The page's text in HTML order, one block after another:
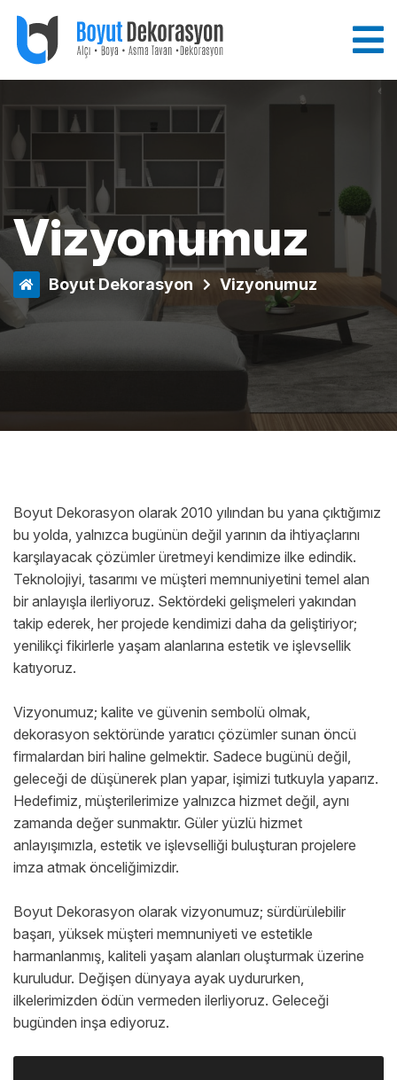
Vizyonumuz
Boyut Dekorasyon Vizyonumuz
Boyut Dekorasyon olarak 2010 yılından bu yana çıktığımız
bu yolda, yalnızca bugünün değil yarının da ihtiyaçlarını
karşılayacak çözümler üretmeyi kendimize ilke edindik.
Teknolojiyi, tasarımı ve müşteri memnuniyetini temel alan
bir anlayışla ilerliyoruz. Sektördeki gelişmeleri yakından
takip ederek, her projede kendimizi daha da geliştiriyor;
yenilikçi fikirlerle yaşam alanlarına estetik ve işlevsellik
katıyoruz.
Vizyonumuz; kalite ve güvenin sembolü olmak,
dekorasyon sektöründe yaratıcı çözümler sunan öncü
firmalardan biri haline gelmektir. Sadece bugünü değil,
geleceği de düşünerek plan yapar, işimizi tutkuyla yaparız.
Hedefimiz, müşterilerimize yalnızca hizmet değil, aynı
zamanda değer sunmaktır. Güler yüzlü hizmet
anlayışımızla, estetik ve işlevselliği buluşturan projelere
imza atmak önceliğimizdir.
Boyut Dekorasyon olarak vizyonumuz; sürdürülebilir
başarı, yüksek müşteri memnuniyeti ve estetikle
harmanlanmış, kaliteli yaşam alanları oluşturmak üzerine
kuruludur. Değişen dünyaya ayak uydururken,
ilkelerimizden ödün vermeden ilerliyoruz. Geleceği
bugünden inşa ediyoruz.